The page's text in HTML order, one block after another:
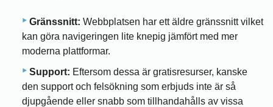
Gränssnitt: Webbplatsen har ett äldre gränssnitt vilket
kan göra navigeringen lite knepig jämfört med mer
moderna plattformar.
Support: Eftersom dessa är gratisresurser, kanske
den support och felsökning som erbjuds inte är så
djupgående eller snabb som tillhandahålls av vissa